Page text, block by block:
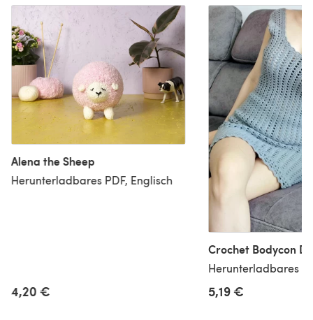
Alena the Sheep
Herunterladbares PDF, Englisch
4,20 €
Crochet Bodycon
Herunterladbares
5,19 €